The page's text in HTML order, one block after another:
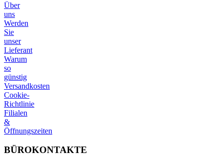
Über
uns
Werden
Sie
unser
Lieferant
Warum
so
günstig
Versandkosten
Cookie-
Richtlinie
Filialen
&
Öffnungszeiten
BÜROKONTAKTE